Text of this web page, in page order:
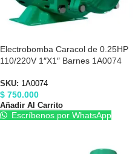
Electrobomba Caracol de 0.25HP
110/220V 1″X1″ Barnes 1A0074
SKU: 1A0074
$ 750.000
Añadir Al Carrito
Escríbenos por WhatsApp